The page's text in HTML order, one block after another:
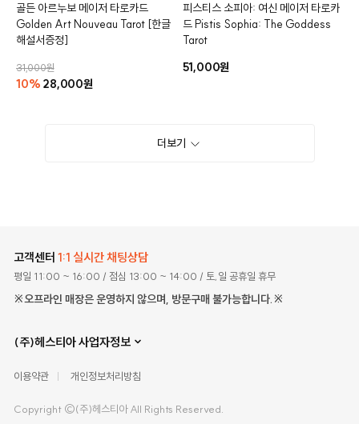
골든 아르누보 메이저 타로카드
Golden Art Nouveau Tarot [한글
해설서증정]
31,000원
10% 28,000원
피스티스 소피아: 여신 메이저 타로카
드Pistis Sophia: The Goddess
Tarot
51,000원
더보기
고객센터 1:1 실시간 채팅상담
평일 11:00 ~ 16:00 / 점심 13:00 ~ 14:00 / 토,일 공휴일 휴무
※오프라인 매장은 운영하지 않으며, 방문구매 불가능합니다.※
(주)헤스티아 사업자정보
이용약관 개인정보처리방침
Copyright ©(주)헤스티아 All Rights Reserved.